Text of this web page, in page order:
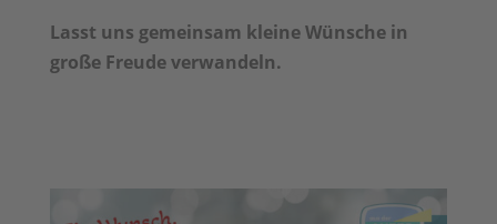
Lasst uns gemeinsam kleine Wünsche in
große Freude verwandeln.